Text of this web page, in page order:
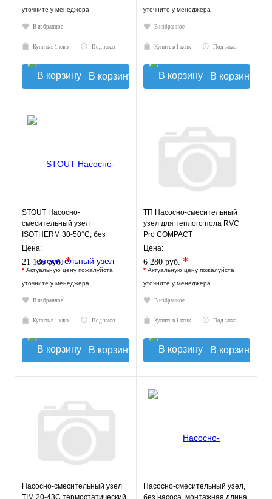
уточните у менеджера
В избранное
Купить в 1 клик Под заказ
В корзину
уточните у менеджера
В избранное
Купить в 1 клик Под заказ
В корзину
STOUT Насосно-
смесительный узел
ISOTHERM 30-50°C, без
насоса.
Цена:
21 135 руб.*
* Актуальную цену пожалуйста
уточните у менеджера
В избранное
Купить в 1 клик Под заказ
В корзину
ТП Насосно-смесительный
узел для теплого пола RVC
Pro COMPACT
Цена:
6 280 руб. *
* Актуальную цену пожалуйста
уточните у менеджера
В избранное
Купить в 1 клик Под заказ
В корзину
Насосно-смесительный узел
TIM 20-43С термостатический
Насосно-смесительный узел,
без насоса, монтажная длина